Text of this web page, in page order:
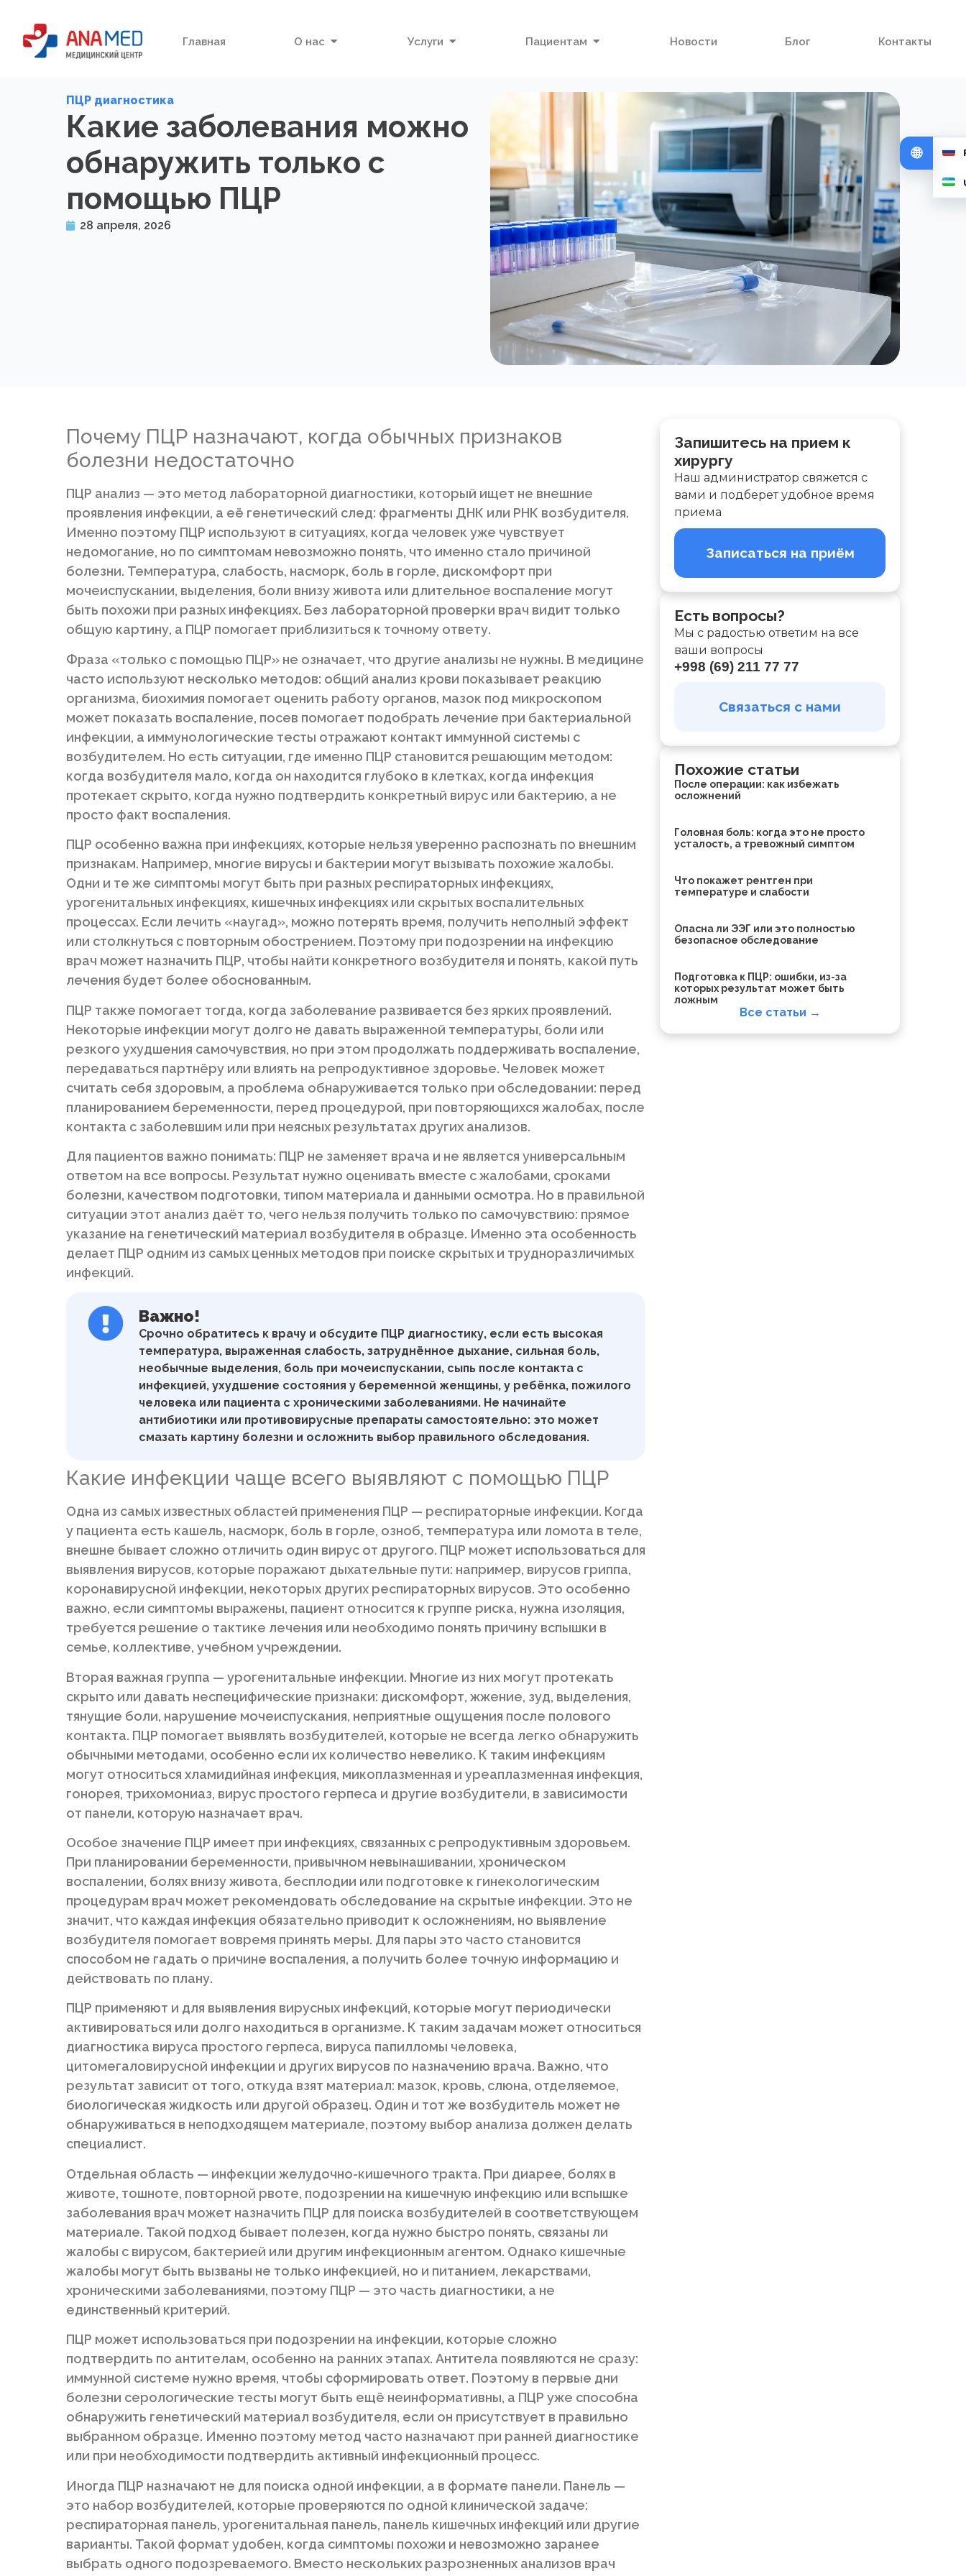
Главная О нас Услуги Пациентам Новости Блог Контакты
ПЦР диагностика
Какие заболевания можно
обнаружить только с
помощью ПЦР
28 апреля, 2026
Почему ПЦР назначают, когда обычных признаков
болезни недостаточно
ПЦР анализ — это метод лабораторной диагностики, который ищет не внешние
проявления инфекции, а её генетический след: фрагменты ДНК или РНК возбудителя.
Именно поэтому ПЦР используют в ситуациях, когда человек уже чувствует
недомогание, но по симптомам невозможно понять, что именно стало причиной
болезни. Температура, слабость, насморк, боль в горле, дискомфорт при
мочеиспускании, выделения, боли внизу живота или длительное воспаление могут
быть похожи при разных инфекциях. Без лабораторной проверки врач видит только
общую картину, а ПЦР помогает приблизиться к точному ответу.
Фраза «только с помощью ПЦР» не означает, что другие анализы не нужны. В медицине
часто используют несколько методов: общий анализ крови показывает реакцию
организма, биохимия помогает оценить работу органов, мазок под микроскопом
может показать воспаление, посев помогает подобрать лечение при бактериальной
инфекции, а иммунологические тесты отражают контакт иммунной системы с
возбудителем. Но есть ситуации, где именно ПЦР становится решающим методом:
когда возбудителя мало, когда он находится глубоко в клетках, когда инфекция
протекает скрыто, когда нужно подтвердить конкретный вирус или бактерию, а не
просто факт воспаления.
ПЦР особенно важна при инфекциях, которые нельзя уверенно распознать по внешним
признакам. Например, многие вирусы и бактерии могут вызывать похожие жалобы.
Одни и те же симптомы могут быть при разных респираторных инфекциях,
урогенитальных инфекциях, кишечных инфекциях или скрытых воспалительных
процессах. Если лечить «наугад», можно потерять время, получить неполный эффект
или столкнуться с повторным обострением. Поэтому при подозрении на инфекцию
врач может назначить ПЦР, чтобы найти конкретного возбудителя и понять, какой путь
лечения будет более обоснованным.
ПЦР также помогает тогда, когда заболевание развивается без ярких проявлений.
Некоторые инфекции могут долго не давать выраженной температуры, боли или
резкого ухудшения самочувствия, но при этом продолжать поддерживать воспаление,
передаваться партнёру или влиять на репродуктивное здоровье. Человек может
считать себя здоровым, а проблема обнаруживается только при обследовании: перед
планированием беременности, перед процедурой, при повторяющихся жалобах, после
контакта с заболевшим или при неясных результатах других анализов.
Для пациентов важно понимать: ПЦР не заменяет врача и не является универсальным
ответом на все вопросы. Результат нужно оценивать вместе с жалобами, сроками
болезни, качеством подготовки, типом материала и данными осмотра. Но в правильной
ситуации этот анализ даёт то, чего нельзя получить только по самочувствию: прямое
указание на генетический материал возбудителя в образце. Именно эта особенность
делает ПЦР одним из самых ценных методов при поиске скрытых и трудноразличимых
инфекций.
Важно!
Срочно обратитесь к врачу и обсудите ПЦР диагностику, если есть высокая
температура, выраженная слабость, затруднённое дыхание, сильная боль,
необычные выделения, боль при мочеиспускании, сыпь после контакта с
инфекцией, ухудшение состояния у беременной женщины, у ребёнка, пожилого
человека или пациента с хроническими заболеваниями. Не начинайте
антибиотики или противовирусные препараты самостоятельно: это может
смазать картину болезни и осложнить выбор правильного обследования.
Какие инфекции чаще всего выявляют с помощью ПЦР
Одна из самых известных областей применения ПЦР — респираторные инфекции. Когда
у пациента есть кашель, насморк, боль в горле, озноб, температура или ломота в теле,
внешне бывает сложно отличить один вирус от другого. ПЦР может использоваться для
выявления вирусов, которые поражают дыхательные пути: например, вирусов гриппа,
коронавирусной инфекции, некоторых других респираторных вирусов. Это особенно
важно, если симптомы выражены, пациент относится к группе риска, нужна изоляция,
требуется решение о тактике лечения или необходимо понять причину вспышки в
семье, коллективе, учебном учреждении.
Вторая важная группа — урогенитальные инфекции. Многие из них могут протекать
скрыто или давать неспецифические признаки: дискомфорт, жжение, зуд, выделения,
тянущие боли, нарушение мочеиспускания, неприятные ощущения после полового
контакта. ПЦР помогает выявлять возбудителей, которые не всегда легко обнаружить
обычными методами, особенно если их количество невелико. К таким инфекциям
могут относиться хламидийная инфекция, микоплазменная и уреаплазменная инфекция,
гонорея, трихомониаз, вирус простого герпеса и другие возбудители, в зависимости
от панели, которую назначает врач.
Особое значение ПЦР имеет при инфекциях, связанных с репродуктивным здоровьем.
При планировании беременности, привычном невынашивании, хроническом
воспалении, болях внизу живота, бесплодии или подготовке к гинекологическим
процедурам врач может рекомендовать обследование на скрытые инфекции. Это не
значит, что каждая инфекция обязательно приводит к осложнениям, но выявление
возбудителя помогает вовремя принять меры. Для пары это часто становится
способом не гадать о причине воспаления, а получить более точную информацию и
действовать по плану.
ПЦР применяют и для выявления вирусных инфекций, которые могут периодически
активироваться или долго находиться в организме. К таким задачам может относиться
диагностика вируса простого герпеса, вируса папилломы человека,
цитомегаловирусной инфекции и других вирусов по назначению врача. Важно, что
результат зависит от того, откуда взят материал: мазок, кровь, слюна, отделяемое,
биологическая жидкость или другой образец. Один и тот же возбудитель может не
обнаруживаться в неподходящем материале, поэтому выбор анализа должен делать
специалист.
Отдельная область — инфекции желудочно-кишечного тракта. При диарее, болях в
животе, тошноте, повторной рвоте, подозрении на кишечную инфекцию или вспышке
заболевания врач может назначить ПЦР для поиска возбудителей в соответствующем
материале. Такой подход бывает полезен, когда нужно быстро понять, связаны ли
жалобы с вирусом, бактерией или другим инфекционным агентом. Однако кишечные
жалобы могут быть вызваны не только инфекцией, но и питанием, лекарствами,
хроническими заболеваниями, поэтому ПЦР — это часть диагностики, а не
единственный критерий.
ПЦР может использоваться при подозрении на инфекции, которые сложно
подтвердить по антителам, особенно на ранних этапах. Антитела появляются не сразу:
иммунной системе нужно время, чтобы сформировать ответ. Поэтому в первые дни
болезни серологические тесты могут быть ещё неинформативны, а ПЦР уже способна
обнаружить генетический материал возбудителя, если он присутствует в правильно
выбранном образце. Именно поэтому метод часто назначают при ранней диагностике
или при необходимости подтвердить активный инфекционный процесс.
Иногда ПЦР назначают не для поиска одной инфекции, а в формате панели. Панель —
это набор возбудителей, которые проверяются по одной клинической задаче:
респираторная панель, урогенитальная панель, панель кишечных инфекций или другие
варианты. Такой формат удобен, когда симптомы похожи и невозможно заранее
выбрать одного подозреваемого. Вместо нескольких разрозненных анализов врач
Запишитесь на прием к
хирургу
Наш администратор свяжется с
вами и подберет удобное время
приема
Записаться на приём
Есть вопросы?
Мы с радостью ответим на все
ваши вопросы
+998 (69) 211 77 77
Связаться с нами
Похожие статьи
После операции: как избежать
осложнений
Головная боль: когда это не просто
усталость, а тревожный симптом
Что покажет рентген при
температуре и слабости
Опасна ли ЭЭГ или это полностью
безопасное обследование
Подготовка к ПЦР: ошибки, из-за
которых результат может быть
ложным
Все статьи →